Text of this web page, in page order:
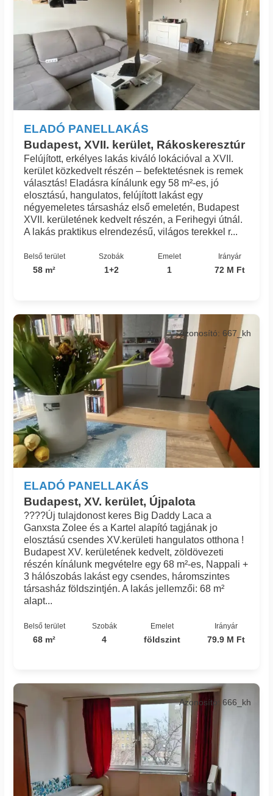
ELADÓ PANELLAKÁS
Budapest, XVII. kerület, Rákoskeresztúr
Felújított, erkélyes lakás kiváló lokációval a XVII.
kerület közkedvelt részén – befektetésnek is remek
választás! Eladásra kínálunk egy 58 m²-es, jó
elosztású, hangulatos, felújított lakást egy
négyemeletes társasház első emeletén, Budapest
XVII. kerületének kedvelt részén, a Ferihegyi útnál.
A lakás praktikus elrendezésű, világos terekkel r...
Belső terület
58 m²
Szobák
1+2
Emelet
1
Irányár
72 M Ft
ELADÓ PANELLAKÁS
Budapest, XV. kerület, Újpalota
Azonosító: 667_kh
????Új tulajdonost keres Big Daddy Laca a
Ganxsta Zolee és a Kartel alapító tagjának jo
elosztású csendes XV.kerületi hangulatos otthona !
Budapest XV. kerületének kedvelt, zöldövezeti
részén kínálunk megvételre egy 68 m²-es, Nappali +
3 hálószobás lakást egy csendes, háromszintes
társasház földszintjén. A lakás jellemzői: 68 m²
alapt...
Belső terület
68 m²
Szobák
4
Emelet
földszint
Irányár
79.9 M Ft
Azonosító: 666_kh